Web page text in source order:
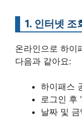
1. 인터넷 조
온라인으로 하이
다음과 같아요:
하이패스
로그인 후
날짜 및